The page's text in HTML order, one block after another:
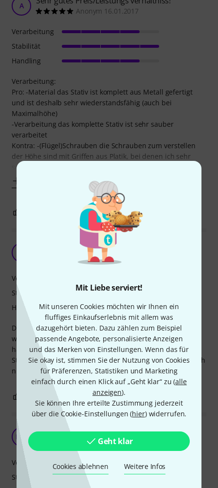
Mit Liebe serviert!
Mit unseren Cookies möchten wir Ihnen ein
fluffiges Einkaufserlebnis mit allem was
dazugehört bieten. Dazu zählen zum Beispiel
passende Angebote, personalisierte Anzeigen
und das Merken von Einstellungen. Wenn das für
Sie okay ist, stimmen Sie der Nutzung von Cookies
für Präferenzen, Statistiken und Marketing
einfach durch einen Klick auf „Geht klar“ zu (alle
anzeigen).
Sie können Ihre erteilte Zustimmung jederzeit
über die Cookie-Einstellungen (hier) widerrufen.
Geht klar
Cookies ablehnen Weitere Infos
A
Anonym 16.01.2017
Verarbeitung:
Pro: -Material das Stativ ist komplett aus Metall gefertigt
und ist deshalb sehr wiederstandsfähig (auch bei
Maximalhöhe)
-Verarbeitung das komplette Stativ ist sehr sauber
verarbeitet
Kontra: -(Flügel)Schrauben die Schrauben zum verstellen
der Höhe sind mit Griffen aus Platik, bei denen ich sehr
schnell bemerkte das ich nicht zu fest
Verarbeitung
Stabilität
Handling
BEWERTUNG MELDEN
SteffS 05.04.2022
Das stativ wurde schnell geliefert und tut was es soll. Ich
war vor allem Überrascht wie gut die Verschraubungen
halten. Ich hatte damit gerechnet das nach ein paar
Stunden alles auf den Sicherungsstiften liegt. Das ist jedoch
nicht der Fall.
Verarbeitung
Stabilität
Handling
0 BEWERTUNG MELDEN
MQ Gutes Stativ für den schmalen Geldbeutel
Michael Q. 04.11.2009
Verarbeitung
Stabilität